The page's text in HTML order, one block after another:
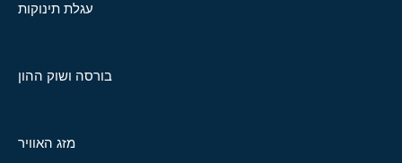
עגלת תינוקות
בורסה ושוק ההון
מזג האוויר